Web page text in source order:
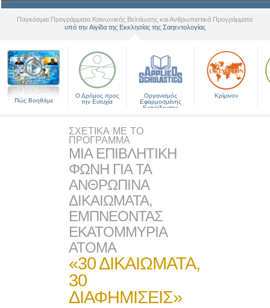
Παγκόσμια Προγράμματα Κοινωνικής Βελτίωσης και Ανθρωπιστικά Προγράμματα
υπό την Αιγίδα της Εκκλησίας της Σαηεντολογίας
Πώς Βοηθάμε
Ο Δρόμος προς
την Ευτυχία
Οργανισμός
Εφαρμοσμένης
Εκπαίδευσης
Κρίμινον
ΣΧΕΤΙΚΑ ΜΕ ΤΟ
ΠΡΟΓΡΑΜΜΑ
ΜΙΑ ΕΠΙΒΛΗΤΙΚΗ
ΦΩΝΗ ΓΙΑ ΤΑ
ΑΝΘΡΩΠΙΝΑ
ΔΙΚΑΙΩΜΑΤΑ,
ΕΜΠΝΕΟΝΤΑΣ
ΕΚΑΤΟΜΜΥΡΙΑ
ΑΤΟΜΑ
«30 ΔΙΚΑΙΩΜΑΤΑ,
30
ΔΙΑΦΗΜΙΣΕΙΣ»